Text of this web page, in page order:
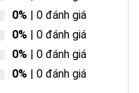
0% | 0 đánh giá
0% | 0 đánh giá
0% | 0 đánh giá
0% | 0 đánh giá